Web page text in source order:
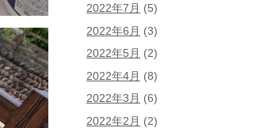
2022年7月 (5)
2022年6月 (3)
2022年5月 (2)
2022年4月 (8)
2022年3月 (6)
2022年2月 (2)